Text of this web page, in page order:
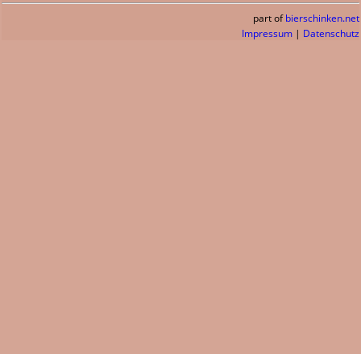
part of bierschinken.net
Impressum | Datenschutz